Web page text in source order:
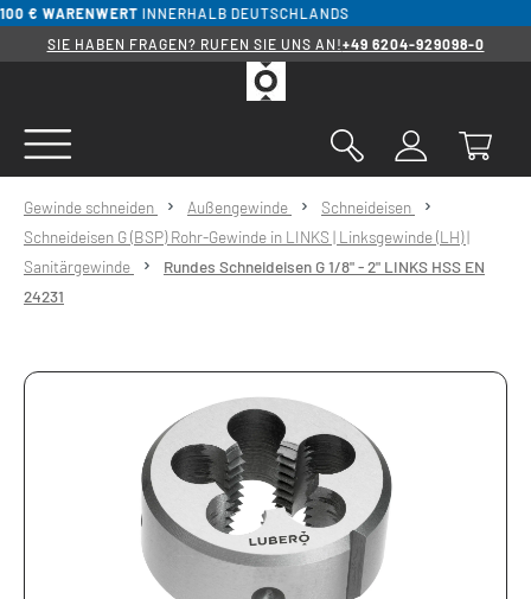
springen
€ WARENWERTINNERHALB DEUTSCHLANDS
SIE HABEN FRAGEN? RUFEN SIE UNS AN!+49 6204-929098-0
Gewinde schneiden Außengewinde
Schneideisen
Schneideisen G (BSP) Rohr-Gewinde in LINKS | Linksgewinde (LH) |
Sanitärgewinde
Rundes Schneideisen G 1/8" - 2" LINKS HSS EN
24231
Bildergalerie überspringen